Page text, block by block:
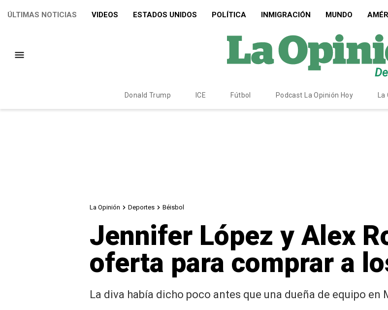
ÚLTIMAS NOTICIAS VIDEOS ESTADOS UNIDOS POLÍTICA INMIGRACIÓN MUNDO
Donald Trump ICE Fútbol Podcast La Opinión Hoy
La Opinión Deportes Béisbol
Jennifer López y Alex
oferta para comprar a
La diva había dicho poco antes que una dueña de equipo en